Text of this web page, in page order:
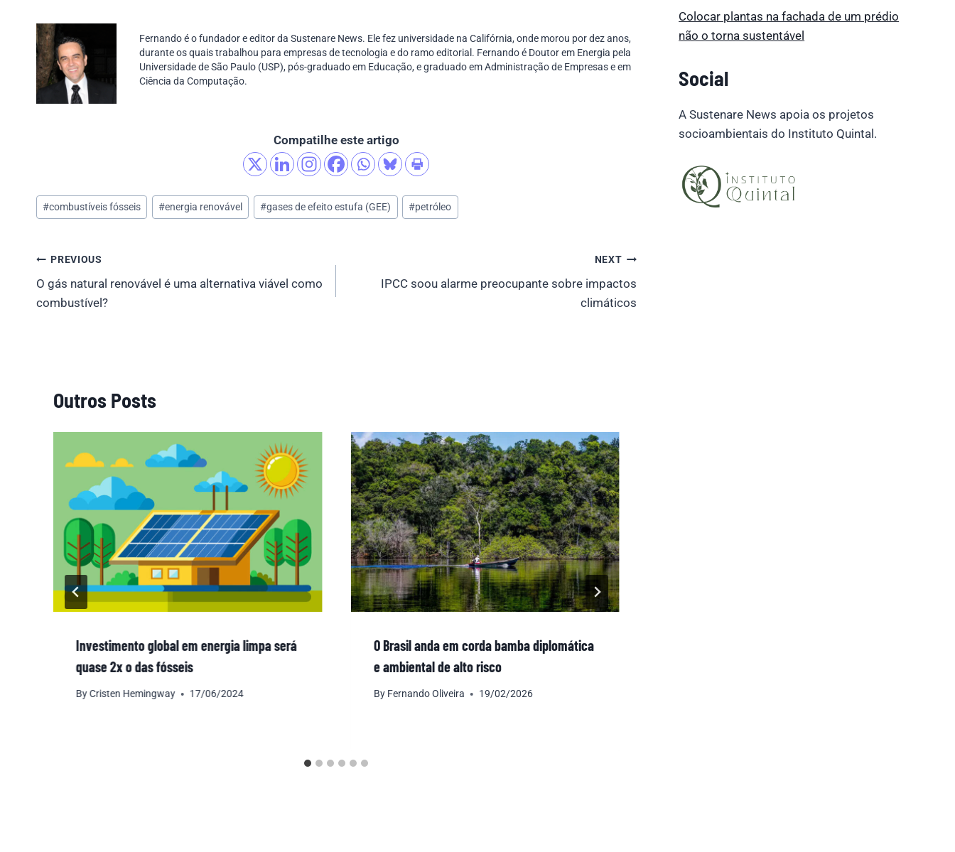
Fernando é o fundador e editor da Sustenare News. Ele fez universidade na Califórnia, onde morou por dez anos,
durante os quais trabalhou para empresas de tecnologia e do ramo editorial. Fernando é Doutor em Energia pela
Universidade de São Paulo (USP), pós-graduado em Educação, egraduado em Administração de Empresas e em
Ciência da Computação.
Compatilhe este artigo
Post
Tags:
#combustíveis fósseis #energia renovável #gases de efeito estufa (GEE) #petróleo
Post
navigation
PREVIOUS
O gás natural renovável é uma alternativa viável como
combustível?
NEXT
IPCC soou alarme preocupante sobre impactos
climáticos
Outros Posts
Investimento global em energia limpa será
quase 2x o das fósseis
ByCristen Hemingway 17/06/2024
O Brasil anda em corda bamba diplomática
e ambiental de alto risco
By Fernando Oliveira 19/02/2026
Colocar plantas na fachada de um prédio
não o torna sustentável
Social
A Sustenare News apoia os projetos
socioambientais do Instituto Quintal.